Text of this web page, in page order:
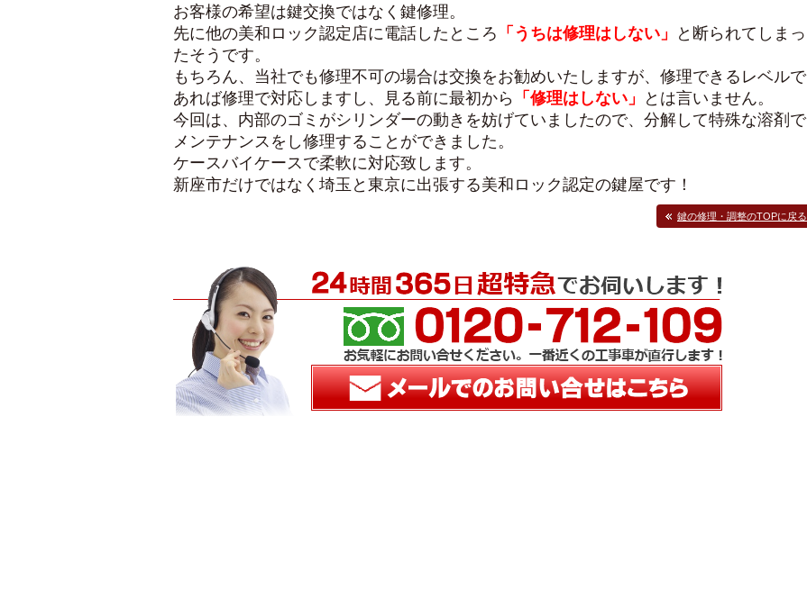
お客様の希望は鍵交換ではなく鍵修理。
先に他の美和ロック認定店に電話したところ 「うちは修理はしない」
と断られてしまっ
たそうです。
もちろん、当社でも修理不可の場合は交換をお勧めいたしますが、修理できるレベルで
あれば修理で対応しますし、見る前に最初から
「修理はしない」
とは言いません。
今回は、内部のゴミがシリンダーの動きを妨げていましたので、分解して特殊な溶剤で
メンテナンスをし修理することができました。
ケースバイケースで柔軟に対応致します。
新座市だけではなく埼玉と東京に出張する美和ロック認定の鍵屋です！
鍵の修理・調整のTOPに戻る